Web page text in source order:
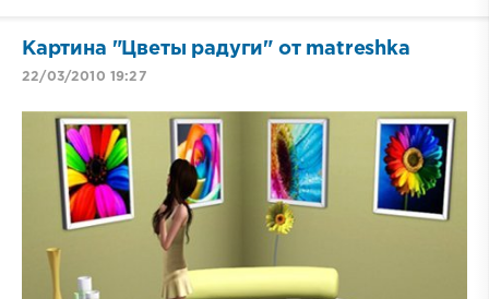
Картина "Цветы радуги" от matreshka
22/03/2010 19:27